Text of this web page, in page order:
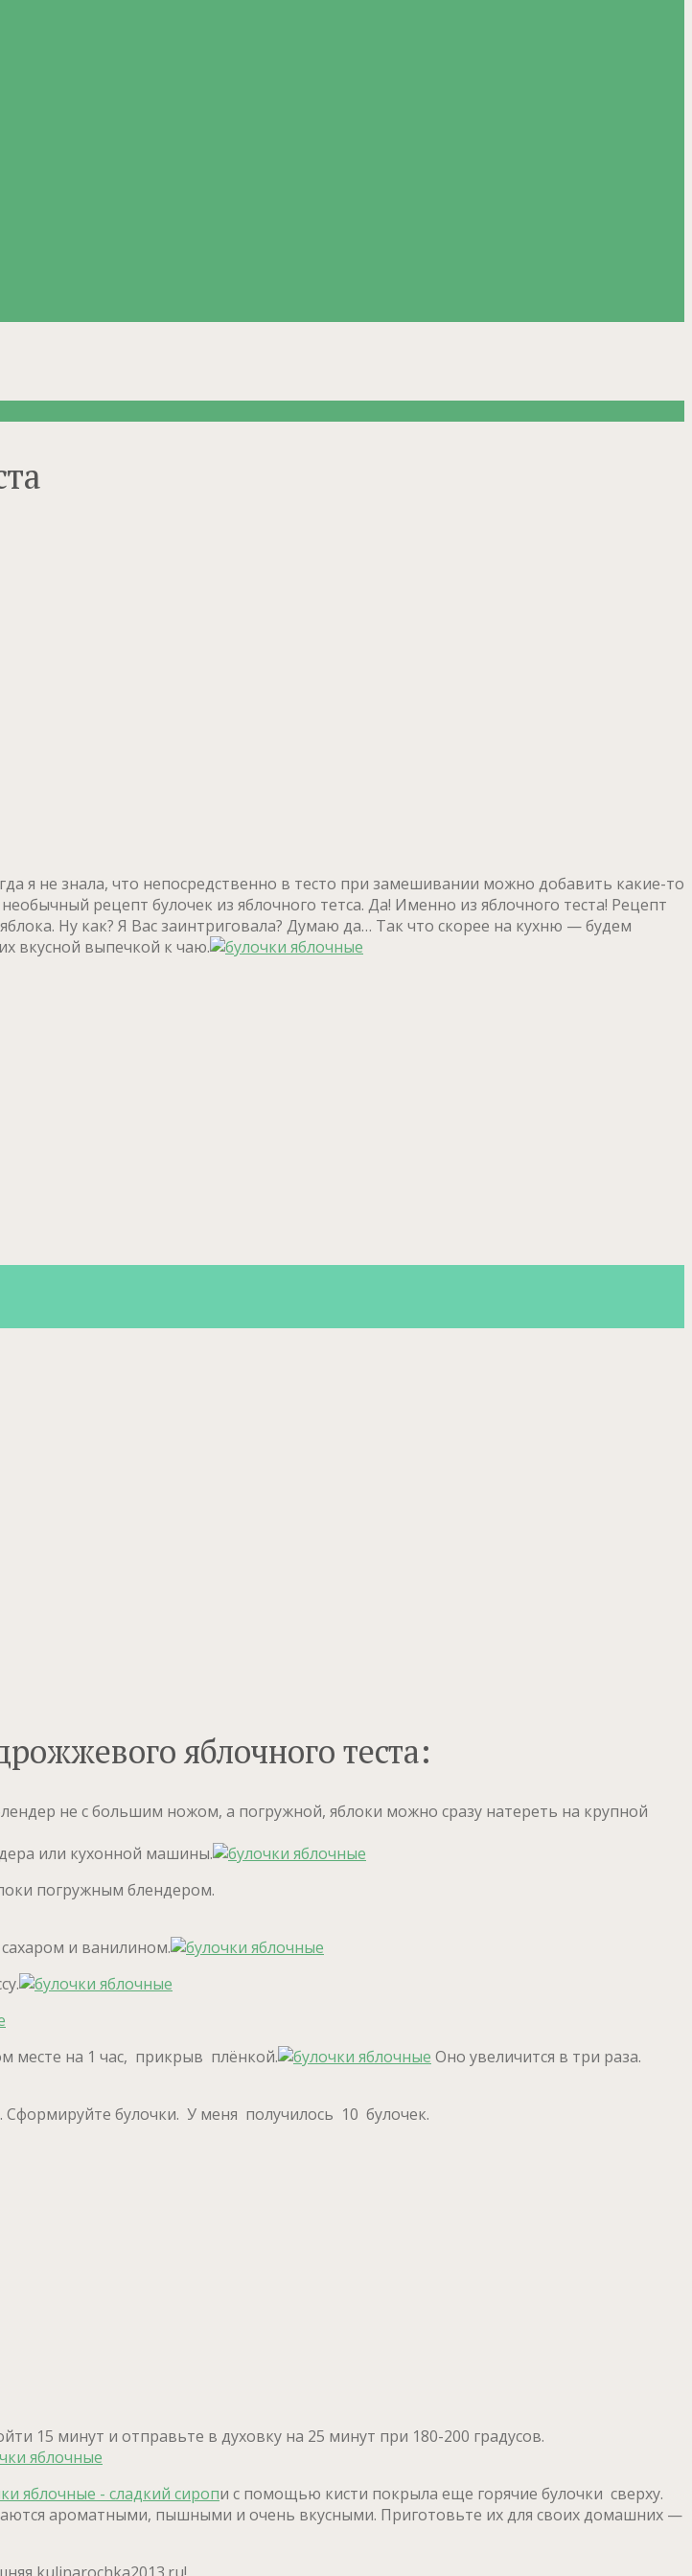
я не знала, что непосредственно в тесто при замешивании можно добавить какие-то
рецепт булочек из яблочного тетса. Да! Именно из яблочного теста! Рецепт
Ну как? Я Вас заинтриговала? Думаю да… Так что скорее на кухню — будем
вкусной выпечкой к чаю.
яблочного теста:
не с большим ножом, а погружной, яблоки можно сразу натереть на крупной
или кухонной машины.
погружным блендером.
и ванилином.
месте на 1 час, прикрыв плёнкой.
Оно увеличится в три раза.
булочки. У меня получилось 10 булочек.
15 минут и отправьте в духовку на 25 минут при 180-200 градусов.
и с помощью кисти покрыла еще горячие булочки сверху.
ароматными, пышными и очень вкусными. Приготовьте их для своих домашних —